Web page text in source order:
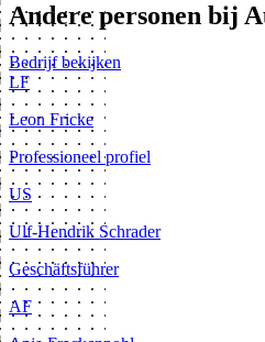
Andere personen bij
Bedrijf bekijken
LF
Leon Fricke
Professioneel profiel
US
Ulf-Hendrik Schrader
Geschäftsführer
AF